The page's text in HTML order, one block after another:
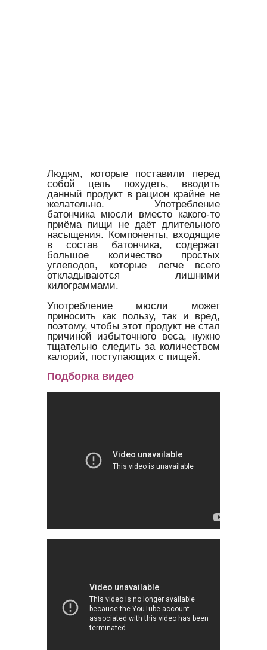
Людям, которые поставили перед
собой цель похудеть, вводить
данный продукт в рацион крайне не
желательно. Употребление
батончика мюсли вместо какого-то
приёма пищи не даёт длительного
насыщения. Компоненты, входящие
в состав батончика, содержат
большое количество простых
углеводов, которые легче всего
откладываются лишними
килограммами.
Употребление мюсли может
приносить как пользу, так и вред,
поэтому, чтобы этот продукт не стал
причиной избыточного веса, нужно
тщательно следить за количеством
калорий, поступающих с пищей.
Подборка видео